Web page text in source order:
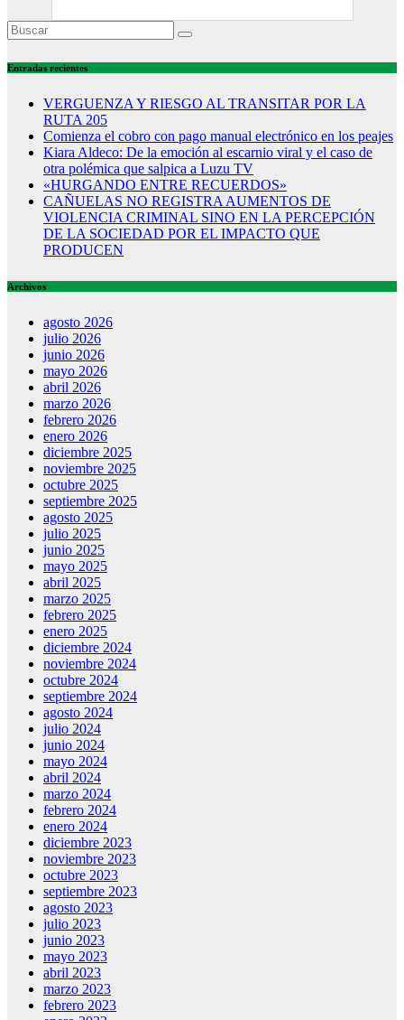
Entradas recientes
VERGUENZA Y RIESGO AL TRANSITAR POR LA
RUTA 205
Comienza el cobro con pago manual electrónico en los peajes
Kiara Aldeco: De la emoción al escarnio viral y el caso de
otra polémica que salpica a Luzu TV
«HURGANDO ENTRE RECUERDOS»
CAÑUELAS NO REGISTRA AUMENTOS DE
VIOLENCIA CRIMINAL SINO EN LA PERCEPCIÓN
DE LA SOCIEDAD POR EL IMPACTO QUE
PRODUCEN
Archivos
agosto 2026
julio 2026
junio 2026
mayo 2026
abril 2026
marzo 2026
febrero 2026
enero 2026
diciembre 2025
noviembre 2025
octubre 2025
septiembre 2025
agosto 2025
julio 2025
junio 2025
mayo 2025
abril 2025
marzo 2025
febrero 2025
enero 2025
diciembre 2024
noviembre 2024
octubre 2024
septiembre 2024
agosto 2024
julio 2024
junio 2024
mayo 2024
abril 2024
marzo 2024
febrero 2024
enero 2024
diciembre 2023
noviembre 2023
octubre 2023
septiembre 2023
agosto 2023
julio 2023
junio 2023
mayo 2023
abril 2023
marzo 2023
febrero 2023